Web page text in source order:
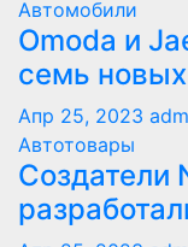
Автомобили
Оmoda и
семь
Апр 25, 2023
Автотовары
Создатели